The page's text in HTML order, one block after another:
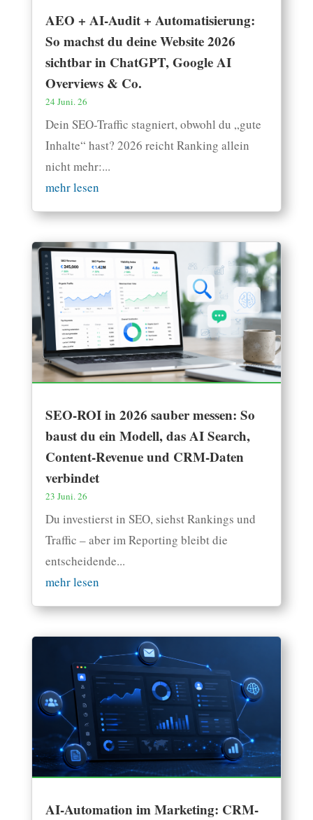
AEO + AI-Audit + Automatisierung:
So machst du deine Website 2026
sichtbar in ChatGPT, Google AI
Overviews & Co.
24 Juni. 26
Dein SEO-Traffic stagniert, obwohl du „gute
Inhalte“ hast? 2026 reicht Ranking allein
nicht mehr:...
mehr lesen
SEO-ROI in 2026 sauber messen: So
baust du ein Modell, das AI Search,
Content-Revenue und CRM-Daten
verbindet
23 Juni. 26
Du investierst in SEO, siehst Rankings und
Traffic – aber im Reporting bleibt die
entscheidende...
mehr lesen
AI-Automation im Marketing: CRM-